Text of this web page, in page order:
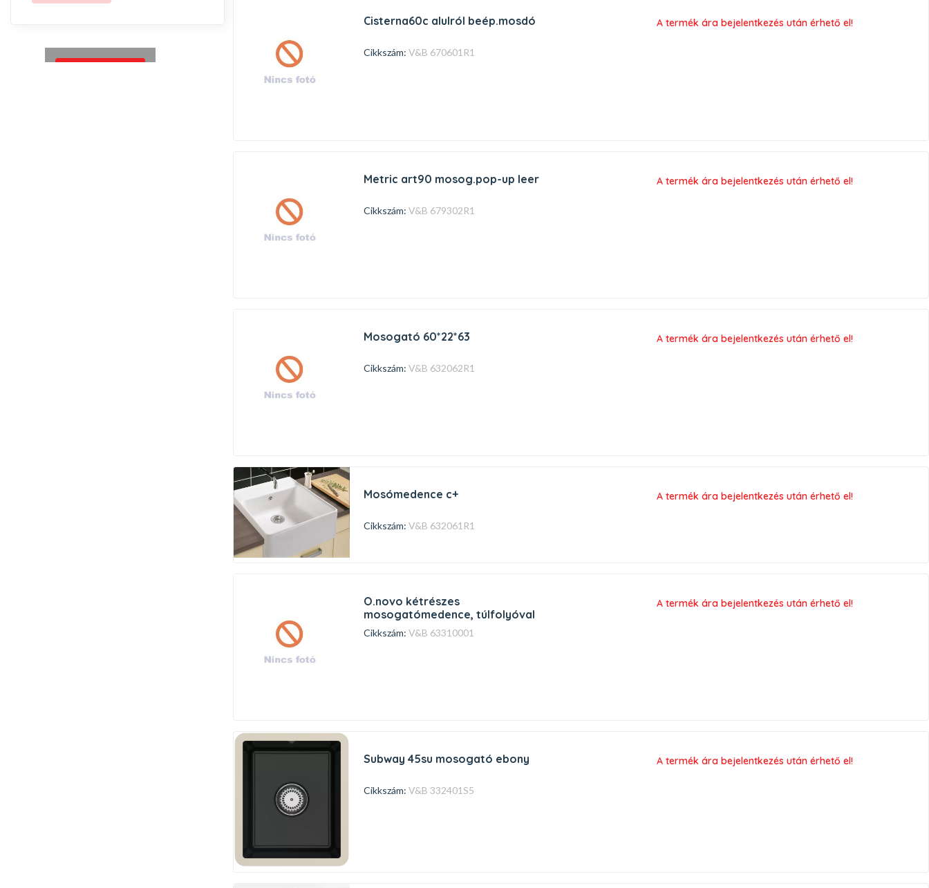
cisterna60c alulról beép.mosdó
Cikkszám: V&B 670601R1
A termék ára bejelentkezés után érhető el!
metric art90 mosog.pop-up leer
Cikkszám: V&B 679302R1
A termék ára bejelentkezés után érhető el!
mosogató 60*22*63
Cikkszám: V&B 632062R1
A termék ára bejelentkezés után érhető el!
mosómedence c+
Cikkszám: V&B 632061R1
A termék ára bejelentkezés után érhető el!
o.novo kétrészes
mosogatómedence, túlfolyóval
Cikkszám: V&B 63310001
A termék ára bejelentkezés után érhető el!
subway 45su mosogató ebony
Cikkszám: V&B 332401S5
A termék ára bejelentkezés után érhető el!